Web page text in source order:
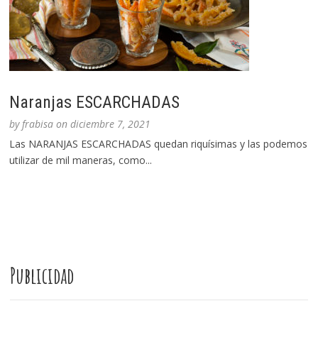
Naranjas ESCARCHADAS
byfrabisa ondiciembre 7, 2021
Las NARANJAS ESCARCHADAS quedan riquísimas y las podemos
utilizar de mil maneras, como...
Publicidad